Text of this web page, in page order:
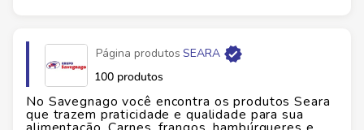
EAN
Id do produto 140369
Página produtos SEARA
100 produtos
No Savegnago você encontra os produtos Seara
que trazem praticidade e qualidade para sua